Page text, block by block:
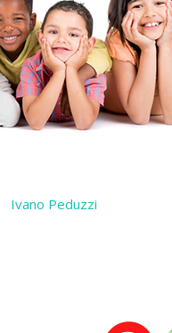
Ivano Peduzzi